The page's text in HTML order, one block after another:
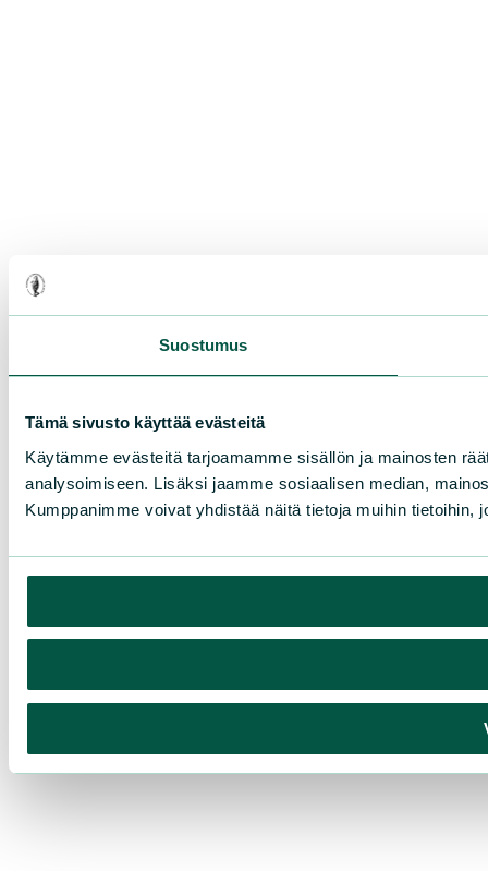
Suostumus
Tämä sivusto käyttää evästeitä
Käytämme evästeitä tarjoamamme sisällön ja mainosten
analysoimiseen. Lisäksi jaamme sosiaalisen median,
Kumppanimme voivat yhdistää näitä tietoja muihin tietoihin,